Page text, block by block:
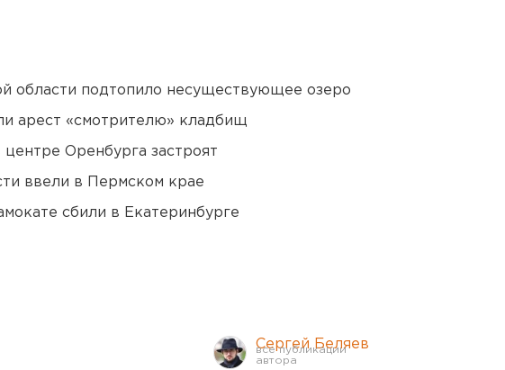
области подтопило несуществующее озеро
арест «смотрителю» кладбищ
Оренбурга застроят
ввели в Пермском крае
сбили в Екатеринбурге
Сергей Беляев